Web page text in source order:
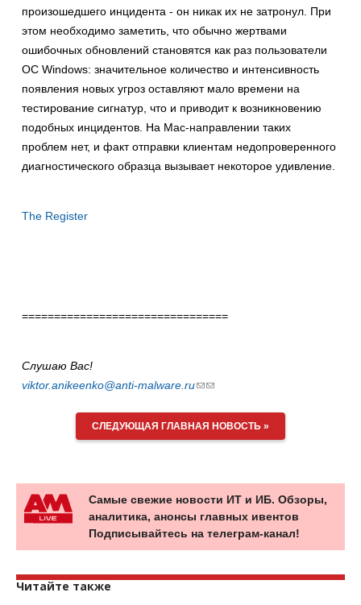
произошедшего инцидента - он никак их не затронул. При
этом необходимо заметить, что обычно жертвами
ошибочных обновлений становятся как раз пользователи
ОС Windows: значительное количество и интенсивность
появления новых угроз оставляют мало времени на
тестирование сигнатур, что и приводит к возникновению
подобных инцидентов. На Mac-направлении таких
проблем нет, и факт отправки клиентам недопроверенного
диагностического образца вызывает некоторое удивление.
The Register
================================
Слушаю Вас!
viktor.anikeenko@anti-malware.ru(ссылка
отправки
email)
СЛЕДУЮЩАЯ ГЛАВНАЯ НОВОСТЬ »
Самые свежие новости ИТ и ИБ. Обзоры,
аналитика, анонсы главных ивентов
Подписывайтесь на телеграм-канал!
Читайте также